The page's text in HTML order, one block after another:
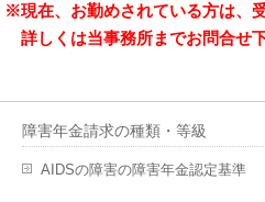
※現在、お勤めされている方は、
詳しくは当事務所までお問合せ下
障害年金請求の種類・等級
AIDSの障害の障害年金認定基準